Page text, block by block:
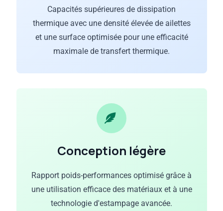
Capacités supérieures de dissipation
thermique avec une densité élevée de ailettes
et une surface optimisée pour une efficacité
maximale de transfert thermique.
Conception légère
Rapport poids-performances optimisé grâce à
une utilisation efficace des matériaux et à une
technologie d'estampage avancée.